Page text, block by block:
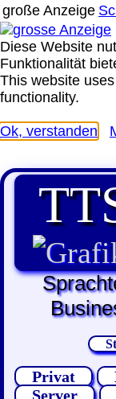
große Anzeige
Diese Website
Funktionalität
This website
functionality.
Ok, verstanden
Privat
Server